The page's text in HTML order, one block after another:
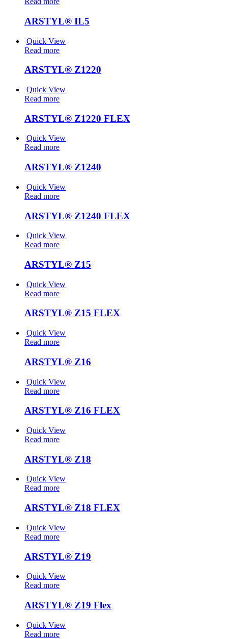
ARSTYL® IL5
Quick View
Read more
ARSTYL® Z1220
Quick View
Read more
ARSTYL® Z1220 FLEX
Quick View
Read more
ARSTYL® Z1240
Quick View
Read more
ARSTYL® Z1240 FLEX
Quick View
Read more
ARSTYL® Z15
Quick View
Read more
ARSTYL® Z15 FLEX
Quick View
Read more
ARSTYL® Z16
Quick View
Read more
ARSTYL® Z16 FLEX
Quick View
Read more
ARSTYL® Z18
Quick View
Read more
ARSTYL® Z18 FLEX
Quick View
Read more
ARSTYL® Z19
Quick View
Read more
ARSTYL® Z19 Flex
Quick View
Read more